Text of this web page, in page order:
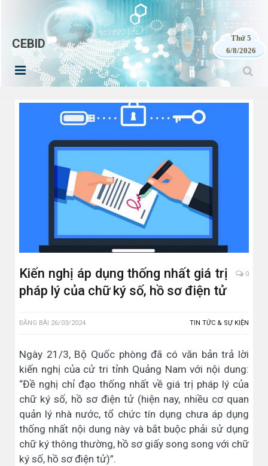
CEBID
Thứ 5
6/8/2026
Kiến nghị áp dụng thống nhất giá trị
pháp lý của chữ ký số, hồ sơ điện tử
0
ĐĂNG BÀI 26/03/2024 TIN TỨC & SỰ KIỆN
Ngày 21/3, Bộ Quốc phòng đã có văn bản trả lời
kiến nghị của cử tri tỉnh Quảng Nam với nội dung:
“Đề nghị chỉ đạo thống nhất về giá trị pháp lý của
chữ ký số, hồ sơ điện tử (hiện nay, nhiều cơ quan
quản lý nhà nước, tổ chức tín dụng chưa áp dụng
thống nhất nội dung này và bắt buộc phải sử dụng
chữ ký thông thường, hồ sơ giấy song song với chữ
ký số, hồ sơ điện tử)”.